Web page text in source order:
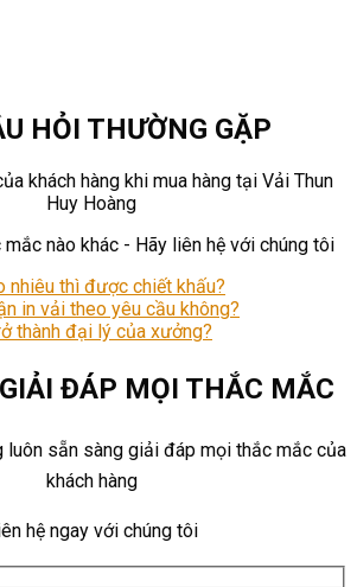
HỎI THƯỜNG GẶP
khách hàng khi mua hàng tại Vải Thun
Huy Hoàng
nào khác - Hãy liên hệ với chúng tôi
nhiêu thì được chiết khấu?
in vải theo yêu cầu không?
thành đại lý của xưởng?
ĐÁP MỌI THẮC MẮC
luôn sẵn sàng giải đáp mọi thắc mắc của
khách hàng
hệ ngay với chúng tôi